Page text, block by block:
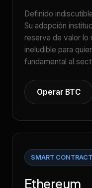
Definido
Su adopción
reserva de valor lo
ineludible para
fundamental al
Operar BTC
SMART
Ethereum